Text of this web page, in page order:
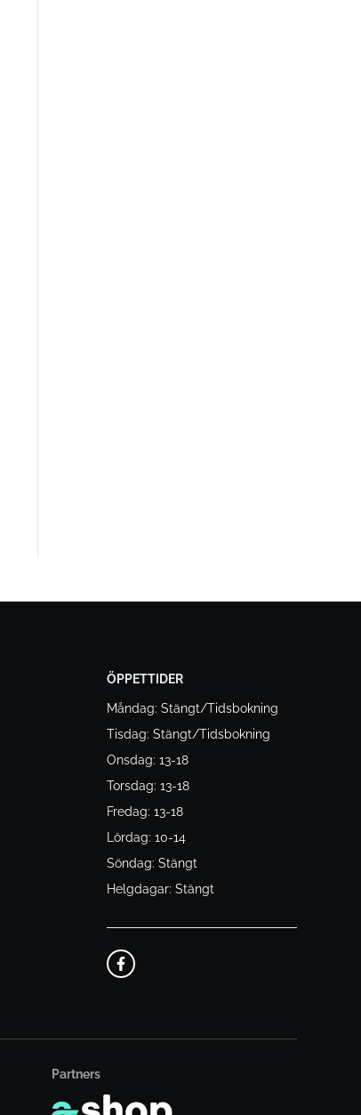
ÖPPETTIDER
Måndag: Stängt/Tidsbokning
Tisdag: Stängt/Tidsbokning
Onsdag: 13-18
Torsdag: 13-18
Fredag: 13-18
Lördag: 10-14
Söndag: Stängt
Helgdagar: Stängt
Partners